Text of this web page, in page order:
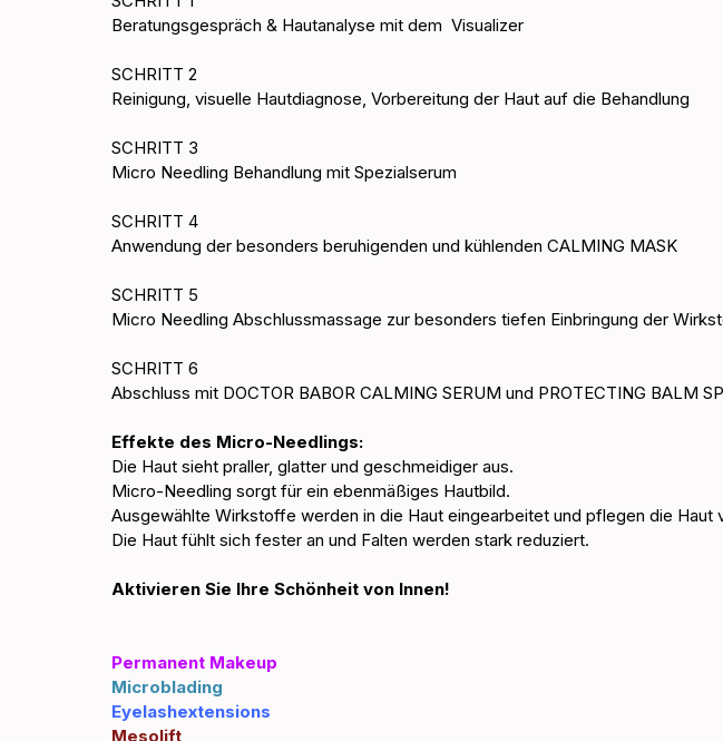
Beratungsgespräch & Hautanalyse mit dem  Visualizer
SCHRITT 2
Reinigung, visuelle Hautdiagnose, Vorbereitung der Haut auf die Behandlung
SCHRITT 3
Micro Needling Behandlung mit Spezialserum
SCHRITT 4
Anwendung der besonders beruhigenden und kühlenden CALMING MASK
SCHRITT 5
Micro Needling Abschlussmassage zur besonders tiefen Einbringung der
SCHRITT 6
Abschluss mit DOCTOR BABOR CALMING SERUM und PROTECTING BALM
Effekte des Micro-Needlings:
Die Haut sieht praller, glatter und geschmeidiger aus.
Micro-Needling sorgt für ein ebenmäßiges Hautbild.
Ausgewählte Wirkstoffe werden in die Haut eingearbeitet und pflegen die Haut
Die Haut fühlt sich fester an und Falten werden stark reduziert.
Aktivieren Sie Ihre Schönheit von Innen!
Permanent Makeup
Microblading
Eyelashextensions
Mesolift